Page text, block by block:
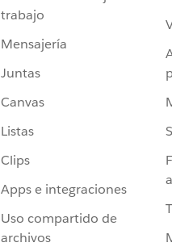
trabajo
Mensajería
Juntas
Canvas
Listas
Clips
Apps e integraciones
Uso compartido de
archivos